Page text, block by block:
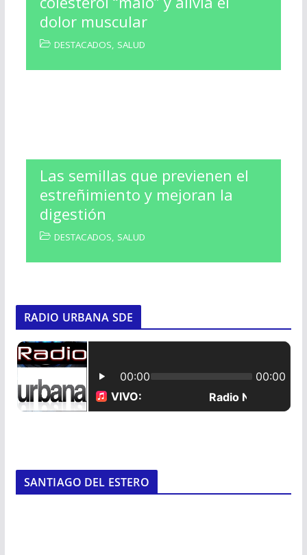
dolor muscular
DESTACADOS, SALUD
Las semillas que previenen el
estreñimiento y mejoran la
digestión
DESTACADOS, SALUD
RADIO URBANA SDE
SANTIAGO DEL ESTERO